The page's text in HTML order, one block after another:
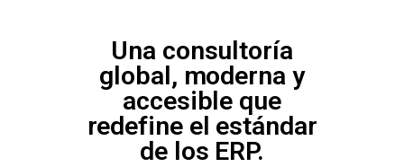
Una consultoría
global, moderna y
accesible que
redefine el estándar
de los ERP.